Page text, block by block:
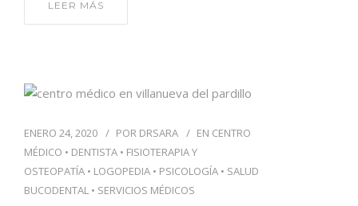
LEER MÁS
ENERO 24, 2020 POR DRSARA EN CENTRO
MÉDICO • DENTISTA • FISIOTERAPIA Y
OSTEOPATÍA • LOGOPEDIA • PSICOLOGÍA • SALUD
BUCODENTAL • SERVICIOS MÉDICOS